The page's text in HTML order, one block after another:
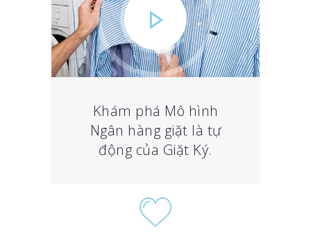
Khám phá Mô hình
Ngân hàng giặt là tự
động của Giặt Ký.